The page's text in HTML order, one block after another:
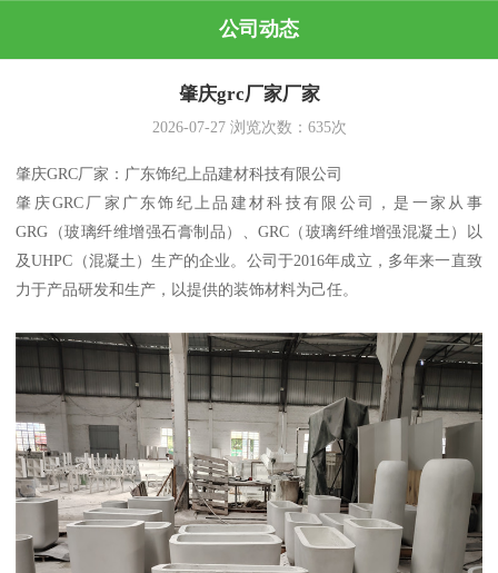
公司动态
肇庆grc厂家厂家
2026-07-27浏览次数： 635次
肇庆GRC厂家：广东饰纪上品建材科技有限公司
肇庆GRC厂家广东饰纪上品建材科技有限公司，是一家从事
GRG（玻璃纤维增强石膏制品）、GRC（玻璃纤维增强混凝土）以
及UHPC（混凝土）生产的企业。公司于2016年成立，多年来一直致
力于产品研发和生产，以提供的装饰材料为己任。